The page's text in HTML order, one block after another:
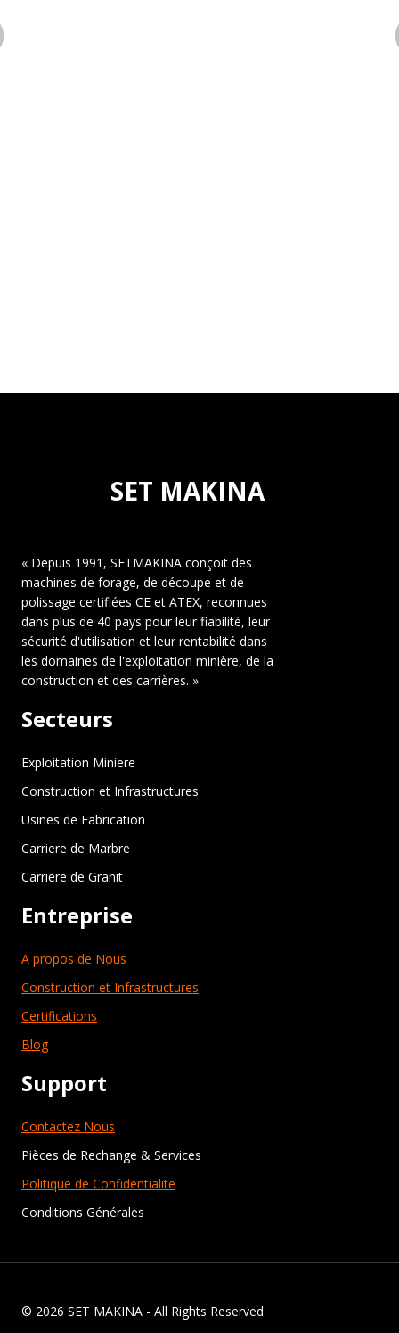
SET MAKINA
« Depuis 1991, SETMAKINA conçoit des
machines de forage, de découpe et de
polissage certifiées CE et ATEX, reconnues
dans plus de 40 pays pour leur fiabilité, leur
sécurité d'utilisation et leur rentabilité dans
les domaines de l'exploitation minière, de la
construction et des carrières. »
Secteurs
Exploitation Miniere
Construction et Infrastructures
Usines de Fabrication
Carriere de Marbre
Carriere de Granit
Entreprise
A propos de Nous
Construction et Infrastructures
Certifications
Blog
Support
Contactez Nous
Pièces de Rechange & Services
Politique de Confidentialite
Conditions Générales
© 2026 SET MAKINA - All Rights Reserved